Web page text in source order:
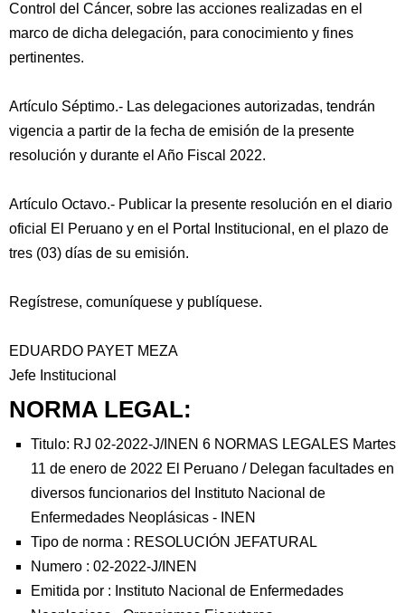
Control del Cáncer, sobre las acciones realizadas en el
marco de dicha delegación, para conocimiento y fines
pertinentes.
Artículo Séptimo.- Las delegaciones autorizadas, tendrán
vigencia a partir de la fecha de emisión de la presente
resolución y durante el Año Fiscal 2022.
Artículo Octavo.- Publicar la presente resolución en el diario
oficial El Peruano y en el Portal Institucional, en el plazo de
tres (03) días de su emisión.
Regístrese, comuníquese y publíquese.
EDUARDO PAYET MEZA
Jefe Institucional
NORMA LEGAL:
Titulo: RJ 02-2022-J/INEN 6 NORMAS LEGALES Martes
11 de enero de 2022 El Peruano / Delegan facultades en
diversos funcionarios del Instituto Nacional de
Enfermedades Neoplásicas - INEN
Tipo de norma : RESOLUCIÓN JEFATURAL
Numero : 02-2022-J/INEN
Emitida por : Instituto Nacional de Enfermedades